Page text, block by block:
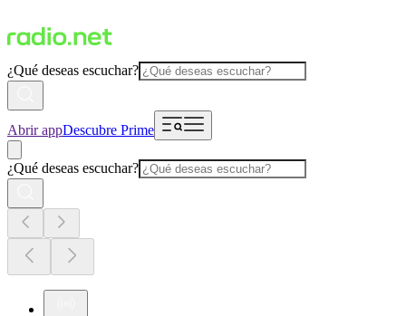
¿Qué deseas escuchar?
Abrir appDescubre Prime
¿Qué deseas escuchar?